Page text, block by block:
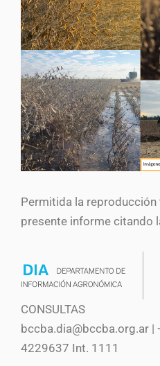
Permitida la
presente informe citando
CONSULTAS
bccba.dia@bccba.org.ar
4229637 Int. 1111